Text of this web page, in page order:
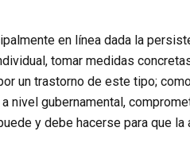
en línea dada la
tomar medidas
un trastorno de este tipo;
nivel gubernamental,
y debe hacerse para que la